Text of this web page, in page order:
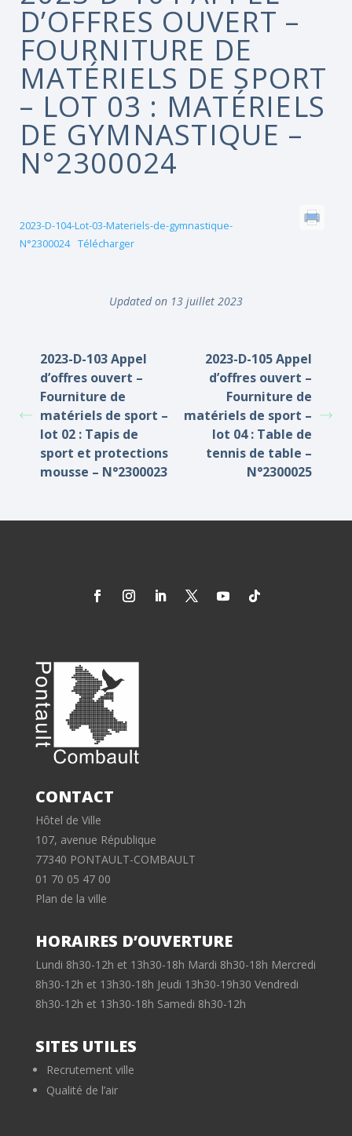
D’OFFRES OUVERT –
FOURNITURE DE
MATÉRIELS DE SPORT
– LOT 03 : MATÉRIELS
DE GYMNASTIQUE –
N°2300024
2023-D-104-Lot-03-Materiels-de-gymnastique-
N°2300024 Télécharger
Updated on 13 juillet 2023
2023-D-103 Appel
d’offres ouvert –
Fourniture de
matériels de sport –
lot 02 : Tapis de
sport et protections
mousse – N°2300023
2023-D-105 Appel
d’offres ouvert –
Fourniture de
matériels de sport –
lot 04 : Table de
tennis de table –
N°2300025
CONTACT
Hôtel de Ville
107, avenue République
77340 PONTAULT-COMBAULT
01 70 05 47 00
Plan de la ville
HORAIRES D’OUVERTURE
Lundi 8h30-12h et 13h30-18h Mardi 8h30-18h Mercredi
8h30-12h et 13h30-18h Jeudi 13h30-19h30 Vendredi
8h30-12h et 13h30-18h Samedi 8h30-12h
SITES UTILES
Recrutement ville
Qualité de l’air